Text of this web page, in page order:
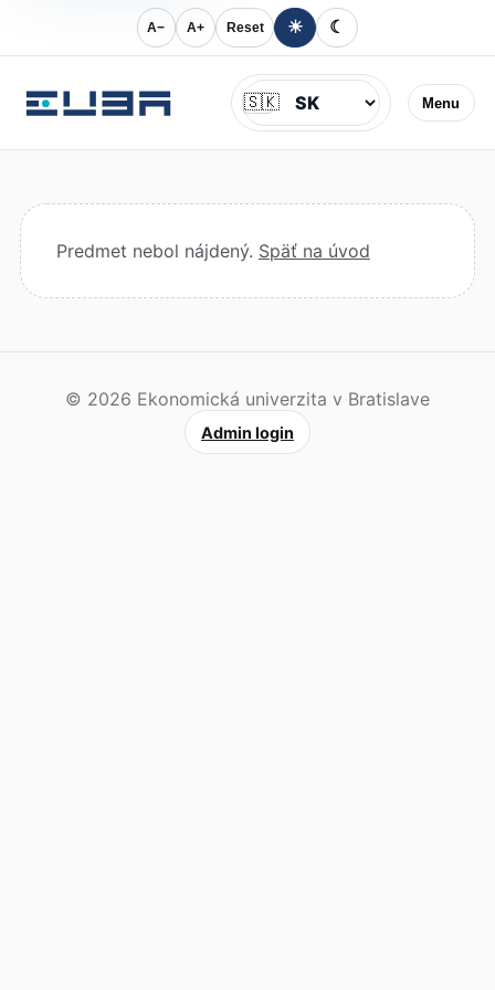
A− A+ Reset ☀ ☾
Menu
Jazyk
🇸🇰
Predmet nebol nájdený. Späť na úvod
© 2026 Ekonomická univerzita v Bratislave
Admin login